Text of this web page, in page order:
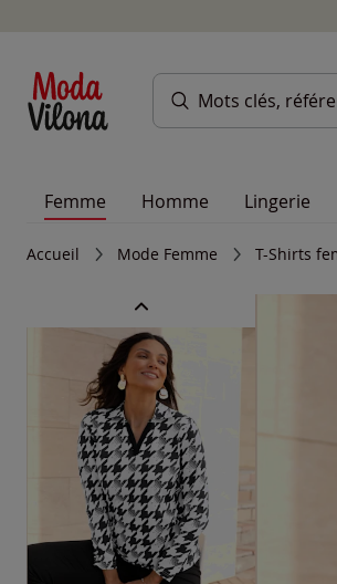
Femme Homme Lingerie
Accueil Mode Femme T-Shirts